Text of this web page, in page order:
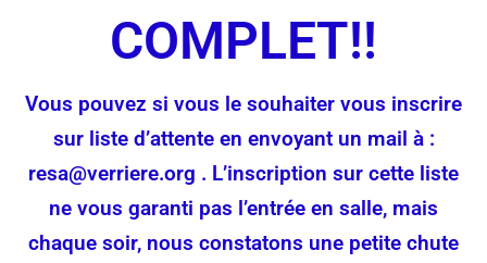
COMPLET!!
Vous pouvez si vous le souhaiter vous inscrire
sur liste d’attente en envoyant un mail à :
resa@verriere.org . L’inscription sur cette liste
ne vous garanti pas l’entrée en salle, mais
chaque soir, nous constatons une petite chute